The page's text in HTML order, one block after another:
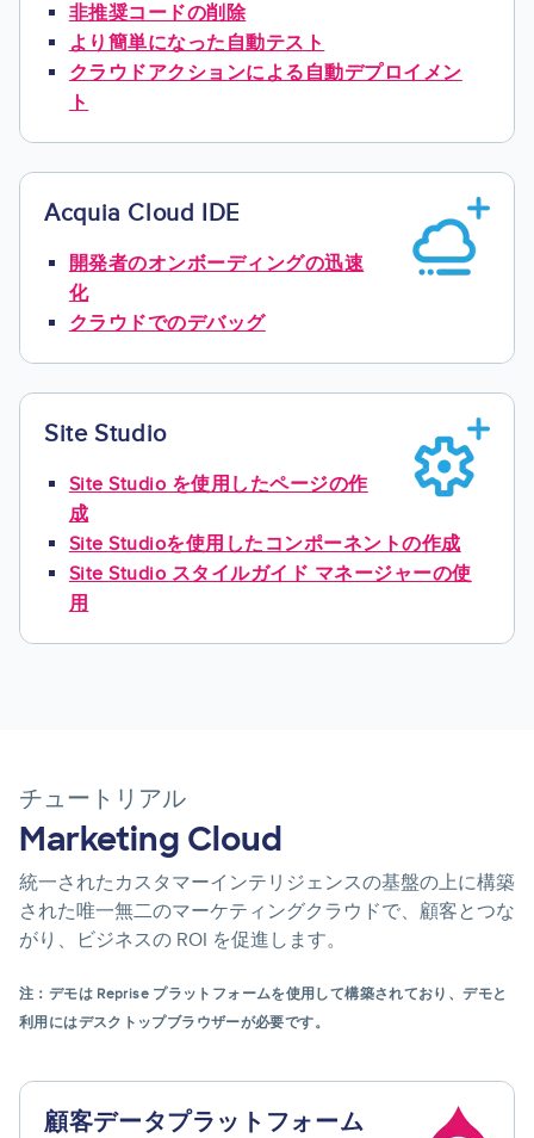
非推奨コードの削除
より簡単になった自動テスト
クラウドアクションによる自動デプロイメン
ト
Acquia Cloud IDE
開発者のオンボーディングの迅速
化
クラウドでのデバッグ
Image
Site Studio
Site Studio を使用したページの作
成
Site Studioを使用したコンポーネントの作成
Site Studio スタイルガイド マネージャーの使
用
チュートリアル
Marketing Cloud
統一されたカスタマーインテリジェンスの基盤の上に構築
された唯一無二のマーケティングクラウドで、顧客とつな
がり、ビジネスの ROI を促進します。
注：デモは Reprise プラットフォームを使用して構築されており、デモと
利用にはデスクトップブラウザーが必要です。
Image
顧客データプラットフォーム